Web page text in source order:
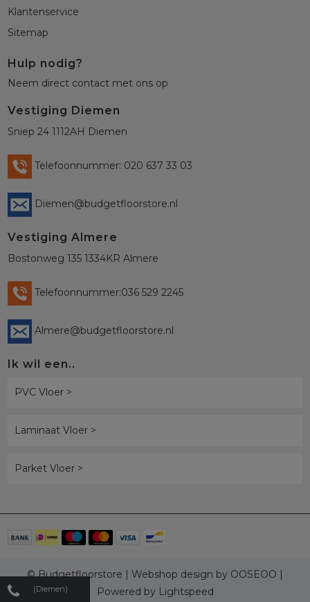
(Diemen)
Klantenservice
Sitemap
Hulp nodig?
Neem direct contact met ons op
Vestiging Diemen
Sniep 24 1112AH Diemen
Telefoonnummer: 020 637 33 03
Diemen@budgetfloorstore.nl
Vestiging Almere
Bostonweg 135 1334KR Almere
Telefoonnummer:036 529 2245
Almere@budgetfloorstore.nl
Ik wil een..
PVC Vloer >
Laminaat Vloer >
Parket Vloer >
© Budgetfloorstore | Webshop design by OOSEOO |
Powered by Lightspeed